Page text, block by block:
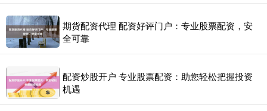
期货配资代理 配资好评门户：专业股票配资，安
全可靠
配资炒股开户 专业股票配资：助您轻松把握投资
机遇